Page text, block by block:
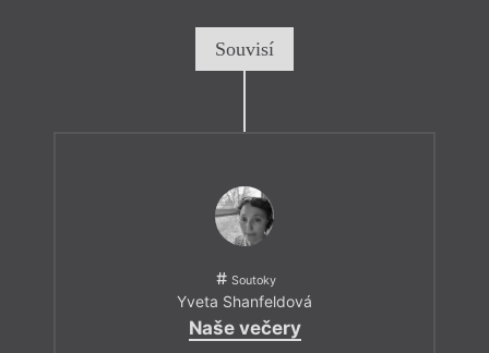
Souvisí
Soutoky
Yveta Shanfeldová
Naše večery